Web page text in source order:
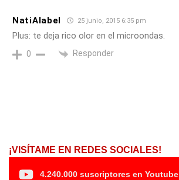
NatiAlabel 25 junio, 2015 6:35 pm
Plus: te deja rico olor en el microondas.
0 Responder
¡VISÍTAME EN REDES SOCIALES!
4.240.000 suscriptores en Youtube